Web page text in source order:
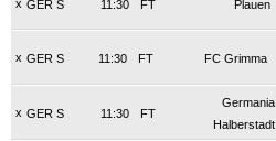
x GER S FT
11:30 Plauen
x GER S FT
11:30 FC Grimma
x GER S FT
11:30
Germania
Halberstadt